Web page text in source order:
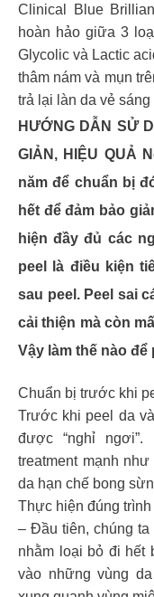
Clinical Blue
hoàn hảo giữa 3
Glycolic và Lactic
thâm nám và mụn
trả lại làn da vẻ
HƯỚNG DẪN SỬ
GIẢN, HIỆU QUẢ
năm để chuẩn bị
hết để đảm bảo
hiện đầy đủ các
peel là điều kiện
sau peel. Peel sai
cải thiện mà còn
Vậy làm thế nào để
Chuẩn bị trước khi
Trước khi peel da
được “nghỉ
treatment mạnh
da hạn chế bong
Thực hiện đúng
– Đầu tiên, chúng ta
nhằm loại bỏ đi hết
vào những vùng